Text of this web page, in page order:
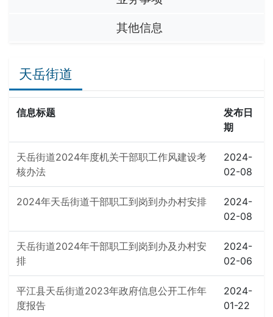
其他信息
天岳街道
信息标题
发布日
期
天岳街道2024年度机关干部职工作风建设考
核办法
2024-
02-08
2024年天岳街道干部职工到岗到办办村安排
2024-
02-08
天岳街道2024年干部职工到岗到办及办村安
排
2024-
02-06
平江县天岳街道2023年政府信息公开工作年
度报告
2024-
01-22